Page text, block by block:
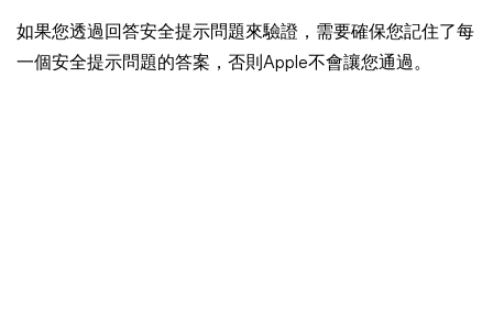
如果您透過回答安全提示問題來驗證，需要確保您記住了每
一個安全提示問題的答案，否則Apple不會讓您通過。